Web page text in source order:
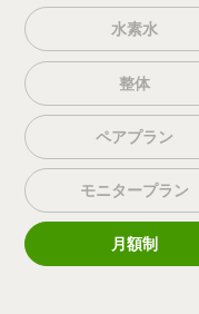
水素水
整体
ペアプラン
モニタープラン
月額制